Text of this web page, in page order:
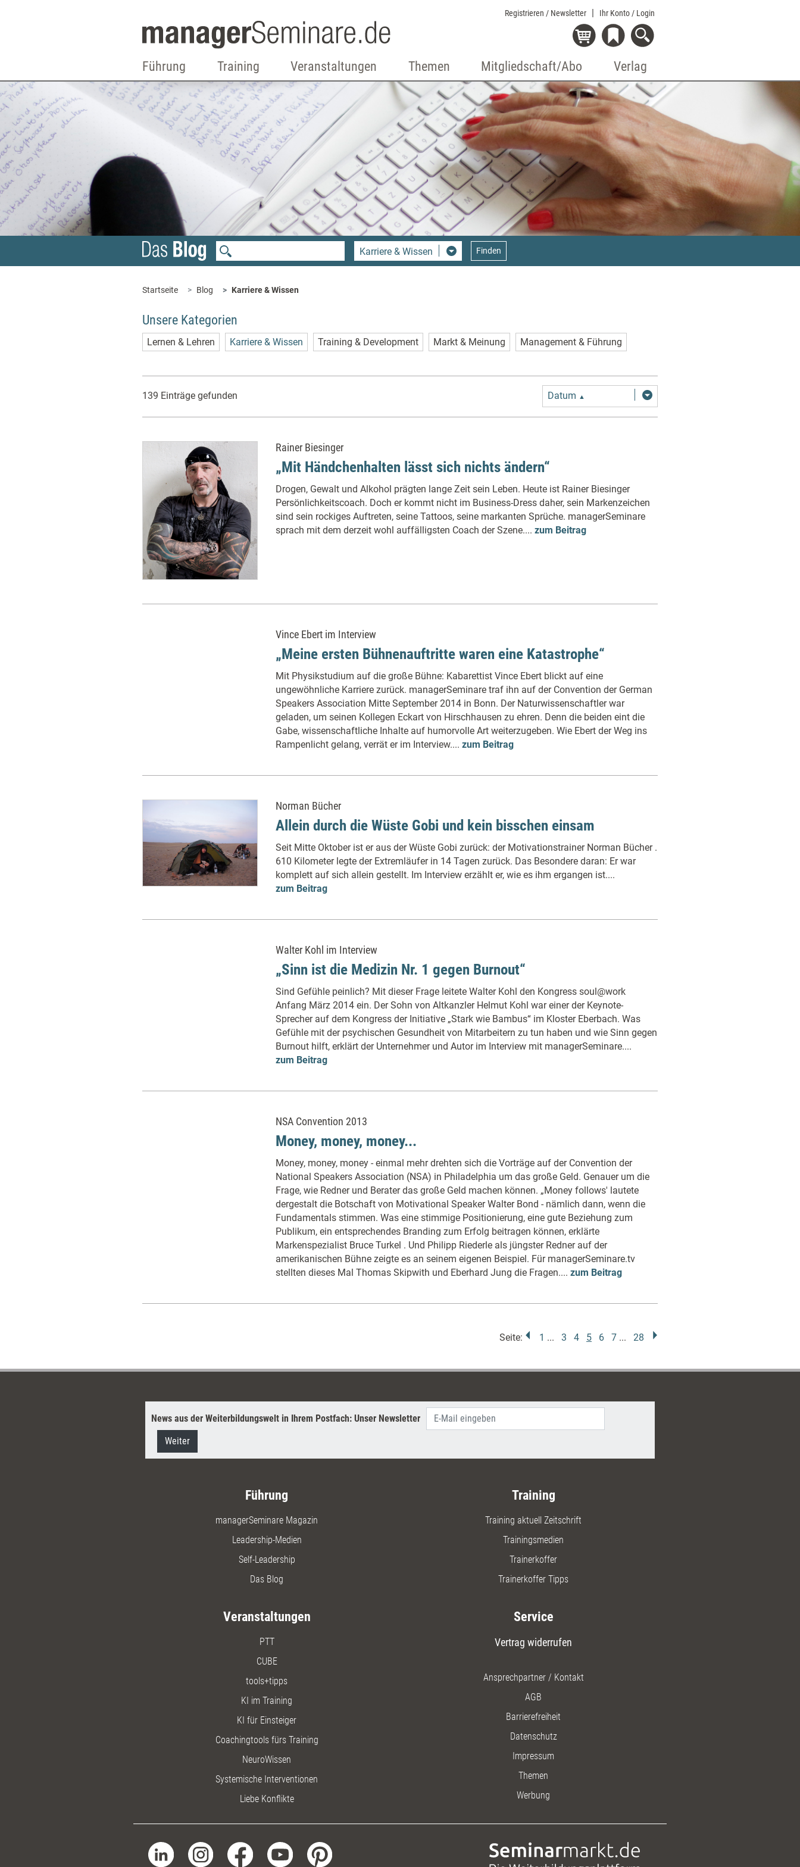
Registrieren / Newsletter Ihr Konto / Login
Führung Training Veranstaltungen Themen Mitgliedschaft/Abo Verlag
Karriere & Wissen Finden
Startseite Blog Karriere & Wissen
Unsere Kategorien
Lernen & Lehren Karriere & Wissen Training & Development Markt & Meinung Management & Führung
139 Einträge gefunden Datum ▲
Rainer Biesinger
„Mit Händchenhalten lässt sich nichts ändern“
Drogen, Gewalt und Alkohol prägten lange Zeit sein Leben. Heute ist Rainer Biesinger
Persönlichkeitscoach. Doch er kommt nicht im Business-Dress daher, sein Markenzeichen
sind sein rockiges Auftreten, seine Tattoos, seine markanten Sprüche. managerSeminare
sprach mit dem derzeit wohl auffälligsten Coach der Szene.... zum Beitrag
Vince Ebert im Interview
„Meine ersten Bühnenauftritte waren eine Katastrophe“
Mit Physikstudium auf die große Bühne: Kabarettist Vince Ebert blickt auf eine
ungewöhnliche Karriere zurück. managerSeminare traf ihn auf der Convention der German
Speakers Association Mitte September 2014 in Bonn. Der Naturwissenschaftler war
geladen, um seinen Kollegen Eckart von Hirschhausen zu ehren. Denn die beiden eint die
Gabe, wissenschaftliche Inhalte auf humorvolle Art weiterzugeben. Wie Ebert der Weg ins
Rampenlicht gelang, verrät er im Interview.... zum Beitrag
Norman Bücher
Allein durch die Wüste Gobi und kein bisschen einsam
Seit Mitte Oktober ist er aus der Wüste Gobi zurück: der Motivationstrainer Norman Bücher .
610 Kilometer legte der Extremläufer in 14 Tagen zurück. Das Besondere daran: Er war
komplett auf sich allein gestellt. Im Interview erzählt er, wie es ihm ergangen ist....
zum Beitrag
Walter Kohl im Interview
„Sinn ist die Medizin Nr. 1 gegen Burnout“
Sind Gefühle peinlich? Mit dieser Frage leitete Walter Kohl den Kongress soul@work
Anfang März 2014 ein. Der Sohn von Altkanzler Helmut Kohl war einer der Keynote-
Sprecher auf dem Kongress der Initiative „Stark wie Bambus“ im Kloster Eberbach. Was
Gefühle mit der psychischen Gesundheit von Mitarbeitern zu tun haben und wie Sinn gegen
Burnout hilft, erklärt der Unternehmer und Autor im Interview mit managerSeminare....
zum Beitrag
NSA Convention 2013
Money, money, money...
Money, money, money - einmal mehr drehten sich die Vorträge auf der Convention der
National Speakers Association (NSA) in Philadelphia um das große Geld. Genauer um die
Frage, wie Redner und Berater das große Geld machen können. „Money follows' lautete
dergestalt die Botschaft von Motivational Speaker Walter Bond - nämlich dann, wenn die
Fundamentals stimmen. Was eine stimmige Positionierung, eine gute Beziehung zum
Publikum, ein entsprechendes Branding zum Erfolg beitragen können, erklärte
Markenspezialist Bruce Turkel . Und Philipp Riederle als jüngster Redner auf der
amerikanischen Bühne zeigte es an seinem eigenen Beispiel. Für managerSeminare.tv
stellten dieses Mal Thomas Skipwith und Eberhard Jung die Fragen.... zum Beitrag
Seite: 1 ... 3 4 5 6 7 ... 28
News aus der Weiterbildungswelt in Ihrem Postfach: Unser Newsletter
Weiter
Führung
managerSeminare Magazin
Leadership-Medien
Self-Leadership
Das Blog
Training
Training aktuell Zeitschrift
Trainingsmedien
Trainerkoffer
Trainerkoffer Tipps
Veranstaltungen
PTT
CUBE
tools+tipps
KI im Training
KI für Einsteiger
Coachingtools fürs Training
NeuroWissen
Systemische Interventionen
Liebe Konflikte
Service
Vertrag widerrufen
Ansprechpartner / Kontakt
AGB
Barrierefreiheit
Datenschutz
Impressum
Themen
Werbung